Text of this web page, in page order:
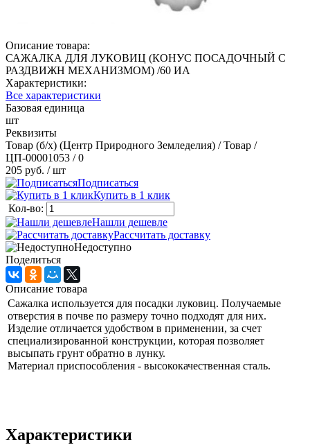
Описание товара:
САЖАЛКА ДЛЯ ЛУКОВИЦ (КОНУС ПОСАДОЧНЫЙ С
РАЗДВИЖН МЕХАНИЗМОМ) /60 ИА
Характеристики:
Все характеристики
Базовая единица
шт
Реквизиты
Товар (б/х) (Центр Природного Земледелия) / Товар /
ЦП-00001053 / 0
205 руб. / шт
Подписаться
Купить в 1 клик
Кол-во:
Нашли дешевле
Рассчитать доставку
Недоступно
Поделиться
Описание товара
Сажалка используется для посадки луковиц. Получаемые
отверстия в почве по размеру точно подходят для них.
Изделие отличается удобством в применении, за счет
специализированной конструкции, которая позволяет
высыпать грунт обратно в лунку.
Материал приспособления - высококачественная сталь.
Характеристики